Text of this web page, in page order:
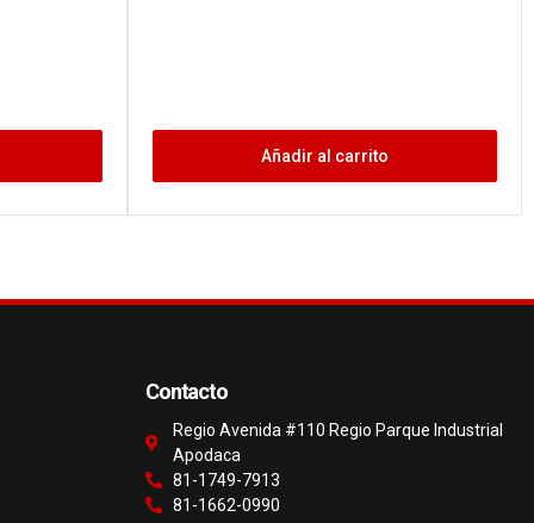
Añadir al carrito
Contacto
Regio Avenida #110 Regio Parque Industrial
Apodaca
81-1749-7913
81-1662-0990